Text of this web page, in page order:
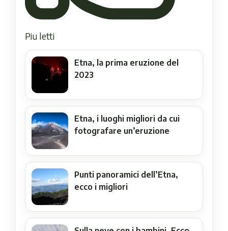
Piu letti
Etna, la prima eruzione del
2023
Etna, i luoghi migliori da cui
fotografare un’eruzione
Punti panoramici dell’Etna,
ecco i migliori